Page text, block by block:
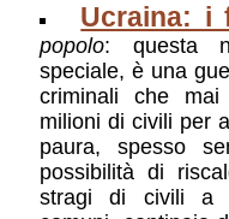
Israele/
guerre in
l'attacco del 7
diversiva
attenzione
scontro tra
da Francis
libro di
Ucraina: i
popolo: questa
speciale, è una
criminali che
milioni di civili per
paura, spesso
possibilità di
stragi di civili a